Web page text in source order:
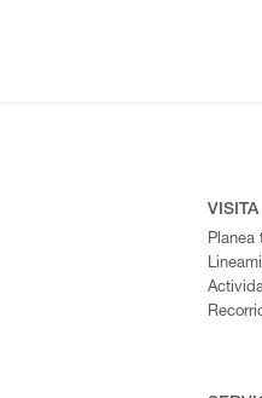
VISITA
Planea